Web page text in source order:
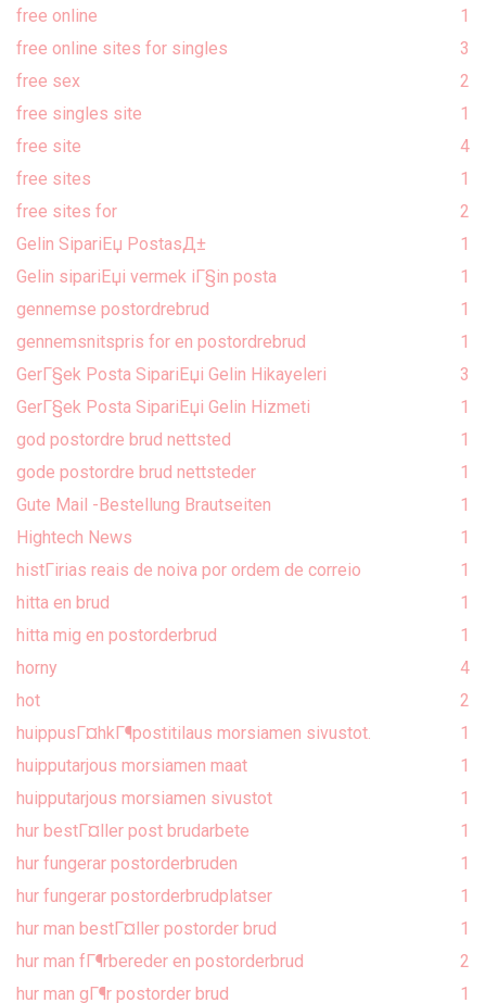
free online
1
free online sites for singles
3
free sex
2
free singles site
1
free site
4
free sites
1
free sites for
2
Gelin SipariЕџ PostasД±
1
Gelin sipariЕџi vermek iГ§in posta
1
gennemse postordrebrud
1
gennemsnitspris for en postordrebrud
1
GerГ§ek Posta SipariЕџi Gelin Hikayeleri
3
GerГ§ek Posta SipariЕџi Gelin Hizmeti
1
god postordre brud nettsted
1
gode postordre brud nettsteder
1
Gute Mail -Bestellung Brautseiten
1
Hightech News
1
histГіrias reais de noiva por ordem de correio
1
hitta en brud
1
hitta mig en postorderbrud
1
horny
4
hot
2
huippusГ¤hkГ¶postitilaus morsiamen sivustot.
1
huipputarjous morsiamen maat
1
huipputarjous morsiamen sivustot
1
hur bestГ¤ller post brudarbete
1
hur fungerar postorderbruden
1
hur fungerar postorderbrudplatser
1
hur man bestГ¤ller postorder brud
1
hur man fГ¶rbereder en postorderbrud
2
hur man gГ¶r postorder brud
1